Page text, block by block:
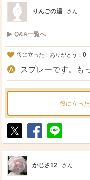
ト
りんごの湯 さん
Q&A一覧へ
役に立った！ありがとう： 0
スプレーです。も
役に立った
ポ
ス
ト
シ
ェ
送
る
かじさ12 さん